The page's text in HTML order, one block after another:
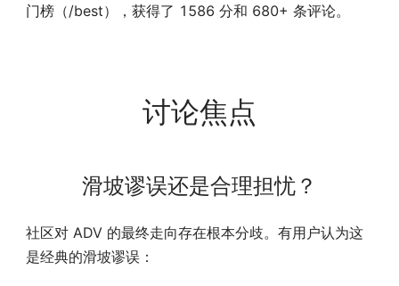
门榜（/best），获得了 1586 分和 680+ 条评论。
讨论焦点
滑坡谬误还是合理担忧？
社区对 ADV 的最终走向存在根本分歧。有用户认为这
是经典的滑坡谬误：